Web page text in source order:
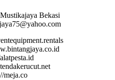
Bekasi
meja.co